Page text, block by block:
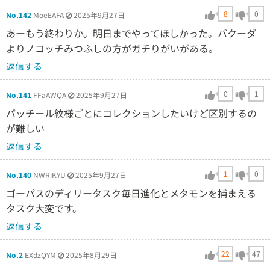
No.142 MoeEAFA 2025年9月27日 8 0
あーもう終わりか。明日までやってほしかった。バクーダ
よりノコッチみつふしの方がガチりがいがある。
返信する
No.141 FFaAWQA 2025年9月27日 0 1
パッチール紋様ごとにコレクションしたいけど区別するの
が難しい
返信する
No.140 NWRiKYU 2025年9月27日 1 0
ゴーパスのディリータスク毎日進化とメタモンを捕まえる
タスク大変です。
返信する
No.2 EXdzQYM 2025年8月29日 22 47